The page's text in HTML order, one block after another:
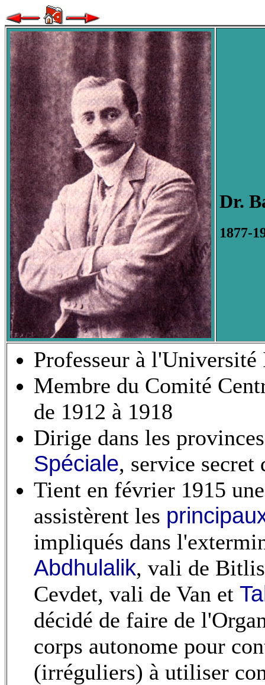
Dr.
1877-
Professeur à
Membre du Comité
de 1912 à 1918
Dirige dans les
Spéciale, service
Tient en février 1915
assistèrent les
impliqués dans
Abdhulalik, vali de
Cevdet, vali de Van et
décidé de faire de
corps autonome pour
(irréguliers) à utiliser